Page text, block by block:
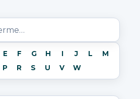
E F G H I J L
M
P R S U V W